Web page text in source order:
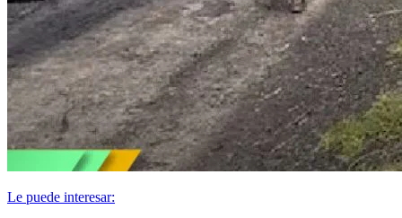
Le puede interesar: